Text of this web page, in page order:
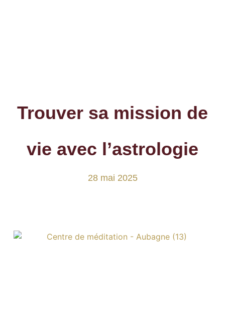
Trouver sa mission de
vie avec l’astrologie
28 mai 2025